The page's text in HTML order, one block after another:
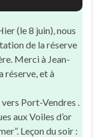
(le 8 juin), nous
de la réserve
Merci à Jean-
réserve, et à
Port-Vendres .
aux Voiles d’or
Leçon du soir :